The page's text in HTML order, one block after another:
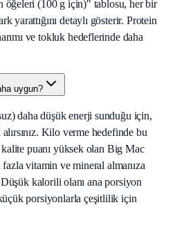
öğeleri (100 g için)" tablosu, her bir
yarattığını detaylı gösterir. Protein
ve tokluk hedeflerinde daha
uygun?
daha düşük enerji sunduğu için,
Kilo verme hedefinde bu
puanı yüksek olan Big Mac
vitamin ve mineral almanıza
kalorili olanı ana porsiyon
porsiyonlarla çeşitlilik için